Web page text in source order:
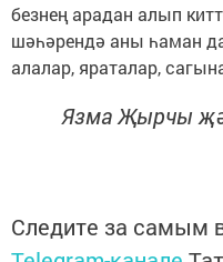
безнең арадан алып
шәһәрендә аны һаман
алалар, яраталар,
Язма Җырчы
Следите за самым